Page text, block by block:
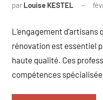
par Louise KESTEL
L’engagement
rénovation est essentiel
haute qualité. Ces
compétences